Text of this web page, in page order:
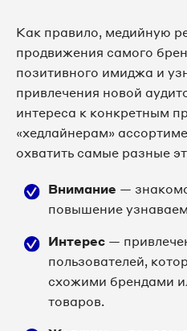
Как правило, медийную
продвижения самого
позитивного имиджа и
привлечения новой
интереса к конкретным
«хедлайнерам»
охватить самые разные
Внимание —
повышение
Интерес —
пользователей,
схожими брендами
товаров.